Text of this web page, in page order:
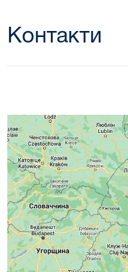
Контакти